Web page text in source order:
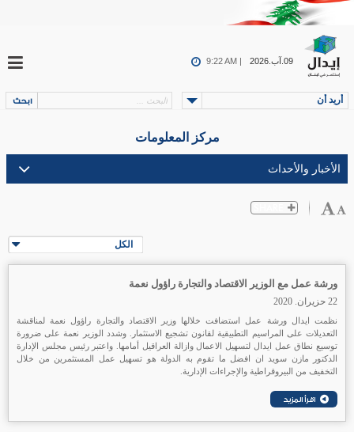
09.آب.2026 9:22 AM |
أريد أن
مركز المعلومات
الكل
ورشة عمل مع الوزير الاقتصاد والتجارة راؤول نعمة
22 حزيران. 2020
نظمت ايدال ورشة عمل استضافت خلالها وزير الاقتصاد والتجارة راؤول نعمة لمناقشة
التعديلات على المراسيم التطبيقية لقانون تشجيع الاستثمار. وشدد الوزير نعمة على ضرورة
توسيع نطاق عمل ايدال لتسهيل الاعمال وازالة العراقيل أمامها. واعتبر رئيس مجلس الإدارة
الدكتور مازن سويد ان افضل ما تقوم به الدولة هو تسهيل عمل المستثمرين من خلال
التخفيف من البيروقراطية والإجراءات الإدارية.